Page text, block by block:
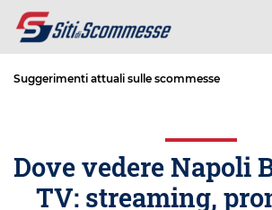
Suggerimenti attuali sulle scommesse
Dove vedere Napoli
TV: streaming,